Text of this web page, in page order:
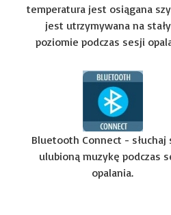
temperatura jest osiągana
jest utrzymywana na
poziomie podczas sesji
Bluetooth Connect - słuchaj
ulubioną muzykę podczas
opalania.